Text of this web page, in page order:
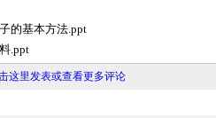
的基本方法.ppt
.ppt
这里发表或查看更多评论